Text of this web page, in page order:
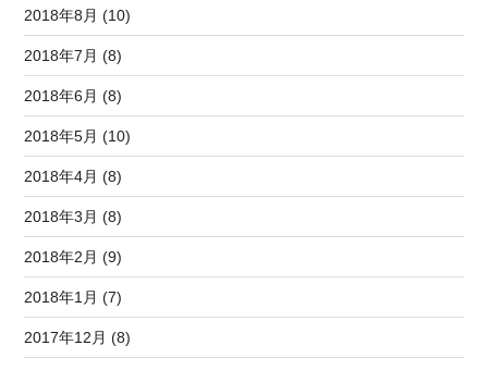
2018年8月 (10)
2018年7月 (8)
2018年6月 (8)
2018年5月 (10)
2018年4月 (8)
2018年3月 (8)
2018年2月 (9)
2018年1月 (7)
2017年12月 (8)